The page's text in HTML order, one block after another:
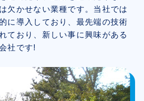
欠かせない業種です。当社では
に導入しており、最先端の技術
ており、新しい事に興味がある
社です!